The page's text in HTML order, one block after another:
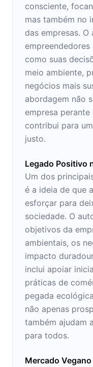
consciente,
mas também no
das empresas.
como suas
meio ambiente,
negócios mais
abordagem não
empresa
contribui para
justo.
Legado Positivo
Um dos
é a ideia de que
esforçar para
sociedade. O
objetivos da
ambientais, os
impacto
inclui apoiar
práticas de
pegada
não apenas
também ajudam
para todos.
Mercado